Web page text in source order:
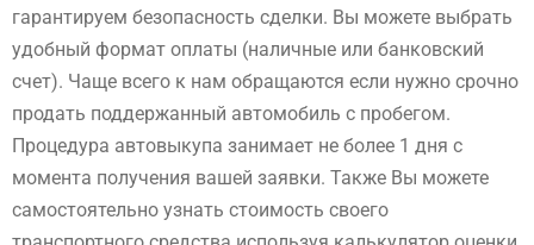
гарантируем безопасность сделки. Вы можете выбрать
удобный формат оплаты (наличные или банковский
счет). Чаще всего к нам обращаются если нужно срочно
продать поддержанный автомобиль с пробегом.
Процедура автовыкупа занимает не более 1 дня с
момента получения вашей заявки. Также Вы можете
самостоятельно узнать стоимость своего